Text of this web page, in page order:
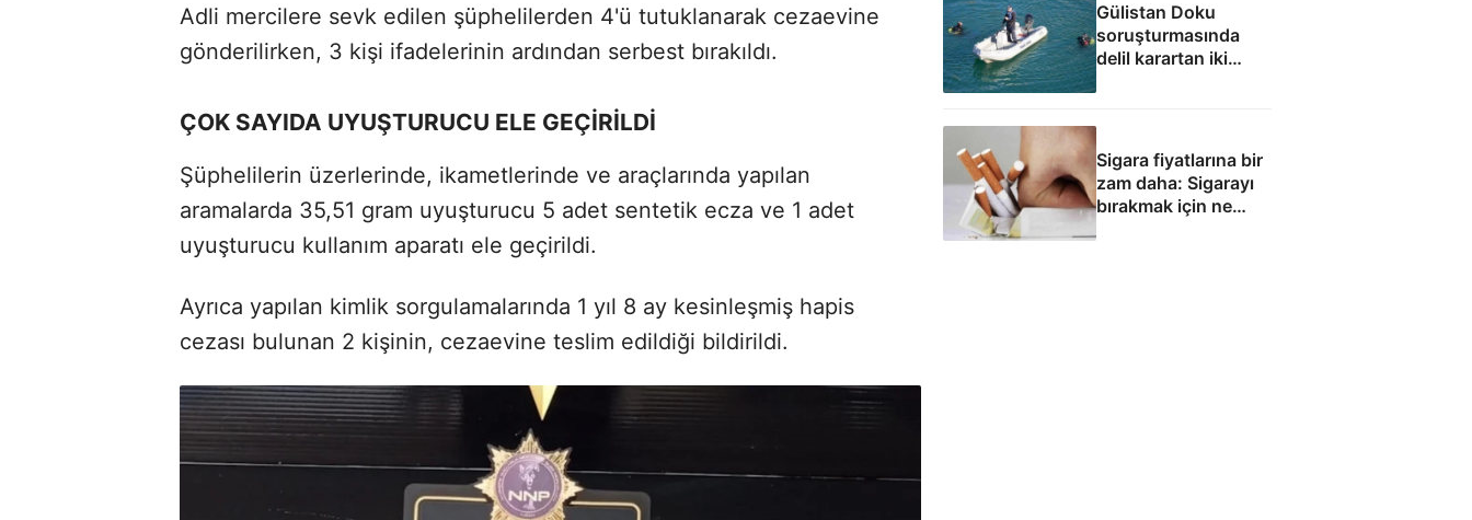
Adli mercilere sevk edilen şüphelilerden 4'ü tutuklanarak cezaevine
gönderilirken, 3 kişi ifadelerinin ardından serbest bırakıldı.
ÇOK SAYIDA UYUŞTURUCU ELE GEÇİRİLDİ
Şüphelilerin üzerlerinde, ikametlerinde ve araçlarında yapılan
aramalarda 35,51 gram uyuşturucu 5 adet sentetik ecza ve 1 adet
uyuşturucu kullanım aparatı ele geçirildi.
Ayrıca yapılan kimlik sorgulamalarında 1 yıl 8 ay kesinleşmiş hapis
cezası bulunan 2 kişinin, cezaevine teslim edildiği bildirildi.
Gülistan Doku
soruşturmasında
delil karartan iki
Sigara fiyatlarına bir
zam daha: Sigarayı
bırakmak için ne